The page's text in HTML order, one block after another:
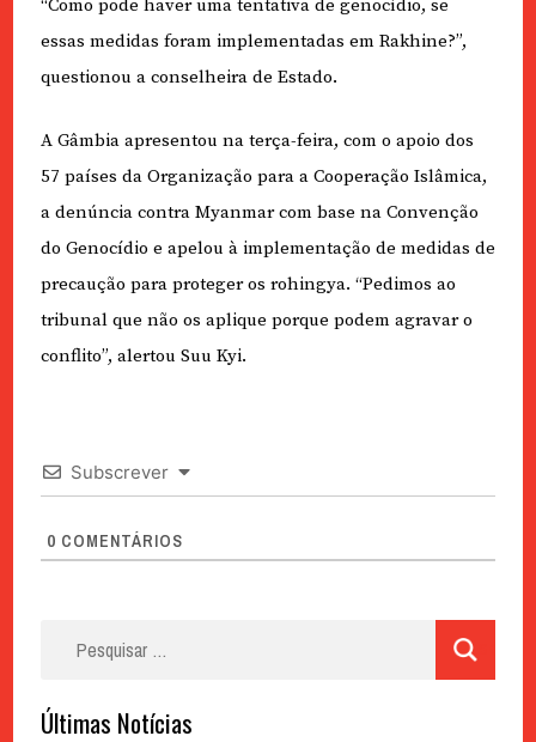
“Como pode haver uma tentativa de genocídio, se
essas medidas foram implementadas em Rakhine?”,
questionou a conselheira de Estado.
A Gâmbia apresentou na terça-feira, com o apoio dos
57 países da Organização para a Cooperação Islâmica,
a denúncia contra Myanmar com base na Convenção
do Genocídio e apelou à implementação de medidas de
precaução para proteger os rohingya. “Pedimos ao
tribunal que não os aplique porque podem agravar o
conflito”, alertou Suu Kyi.
Subscrever
0 COMENTÁRIOS
Últimas Notícias